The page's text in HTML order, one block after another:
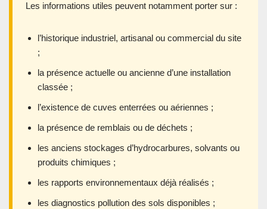
Les informations utiles peuvent notamment porter sur :
l’historique industriel, artisanal ou commercial du site
;
la présence actuelle ou ancienne d’une installation
classée ;
l’existence de cuves enterrées ou aériennes ;
la présence de remblais ou de déchets ;
les anciens stockages d’hydrocarbures, solvants ou
produits chimiques ;
les rapports environnementaux déjà réalisés ;
les diagnostics pollution des sols disponibles ;